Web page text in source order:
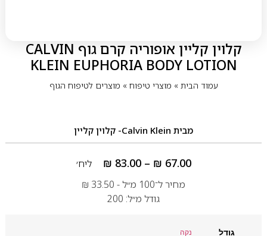
קלוין קליין אופוריה קרם גוף CALVIN
KLEIN EUPHORIA BODY LOTION
עמוד הבית» מוצרי טיפוח» מוצרים לטיפוח הגוף
מבית Calvin Klein- קלוין קליין
₪ 67.00
–
₪ 83.00
ליח׳
מחיר ל־100 מ״ל -
₪ 33.50
גודל מ״ל: 200
גודל נקה